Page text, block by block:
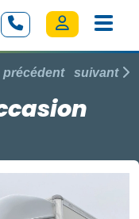
précédent suivant